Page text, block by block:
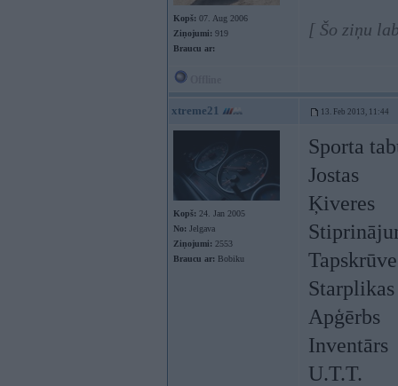
Kopš: 07. Aug 2006
Ziņojumi: 919
Braucu ar:
[ Šo ziņu
xtreme21 13. Feb 2013, 11:44
Kopš: 24. Jan 2005
No: Jelgava
Ziņojumi: 2553
Braucu ar: Bobiku
Sporta
Jostas
Ķiveres
Starplikas
Apģērbs
Inventārs
U.T.T.